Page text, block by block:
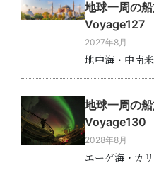
地球一周の
Voyage127
2027年8月
地中海・中南
地球一周の
Voyage130
2028年8月
エーゲ海・カ